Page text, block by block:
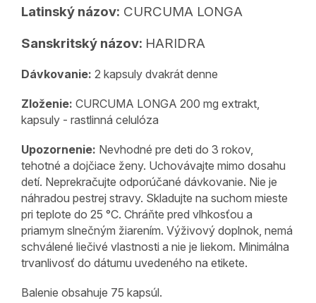
Latinský názov: CURCUMA LONGA
Sanskritský názov: HARIDRA
Dávkovanie: 2 kapsuly dvakrát denne
Zloženie: CURCUMA LONGA 200 mg extrakt
kapsuly - rastlinná celulóza
Upozornenie: Nevhodné pre deti do 3 rokov,
tehotné a dojčiace ženy. Uchovávajte mimo dosahu
detí. Neprekračujte odporúčané dávkovanie. Nie je
náhradou pestrej stravy. Skladujte na suchom mieste
pri teplote do 25 °C. Chráňte pred vlhkosťou a
priamym slnečným žiarením. Výživový doplnok, nemá
schválené liečivé vlastnosti a nie je liekom. Minimálna
trvanlivosť do dátumu uvedeného na etikete.
Balenie obsahuje 75 kapsúl.